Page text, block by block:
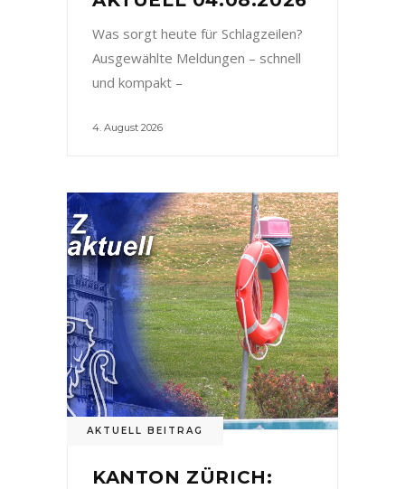
Was sorgt heute für Schlagzeilen?
Ausgewählte Meldungen – schnell
und kompakt –
4. August 2026
AKTUELL BEITRAG
KANTON ZÜRICH: